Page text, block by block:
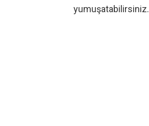
yumuşatabilirsiniz.